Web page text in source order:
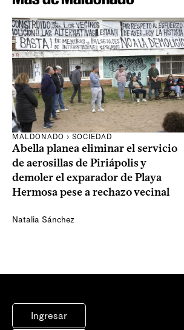
MALDONADO › SOCIEDAD
Abella planea eliminar el servicio
de aerosillas de Piriápolis y
demoler el exparador de Playa
Hermosa pese a rechazo vecinal
Natalia Sánchez
Ingresar